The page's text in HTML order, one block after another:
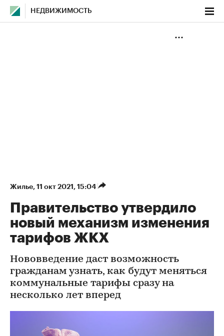
НЕДВИЖИМОСТЬ
Жилье⁠, 11 окт 2021, 15:04
Правительство утвердило
новый механизм изменения
тарифов ЖКХ
Нововведение даст возможность
гражданам узнать, как будут меняться
коммунальные тарифы сразу на
несколько лет вперед